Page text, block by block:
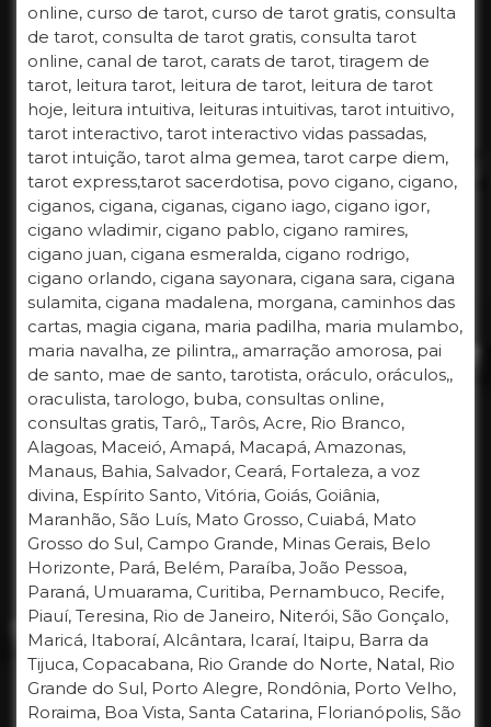
online, curso de tarot, curso de tarot gratis, consulta
de tarot, consulta de tarot gratis, consulta tarot
online, canal de tarot, carats de tarot, tiragem de
tarot, leitura tarot, leitura de tarot, leitura de tarot
hoje, leitura intuitiva, leituras intuitivas, tarot intuitivo,
tarot interactivo, tarot interactivo vidas passadas,
tarot intuição, tarot alma gemea, tarot carpe diem,
tarot express,tarot sacerdotisa, povo cigano, cigano,
ciganos, cigana, ciganas, cigano iago, cigano igor,
cigano wladimir, cigano pablo, cigano ramires,
cigano juan, cigana esmeralda, cigano rodrigo,
cigano orlando, cigana sayonara, cigana sara, cigana
sulamita, cigana madalena, morgana, caminhos das
cartas, magia cigana, maria padilha, maria mulambo,
maria navalha, ze pilintra,, amarração amorosa, pai
de santo, mae de santo, tarotista, oráculo, oráculos,,
oraculista, tarologo, buba, consultas online,
consultas gratis, Tarô,, Tarôs, Acre, Rio Branco,
Alagoas, Maceió, Amapá, Macapá, Amazonas,
Manaus, Bahia, Salvador, Ceará, Fortaleza, a voz
divina, Espírito Santo, Vitória, Goiás, Goiânia,
Maranhão, São Luís, Mato Grosso, Cuiabá, Mato
Grosso do Sul, Campo Grande, Minas Gerais, Belo
Horizonte, Pará, Belém, Paraíba, João Pessoa,
Paraná, Umuarama, Curitiba, Pernambuco, Recife,
Piauí, Teresina, Rio de Janeiro, Niterói, São Gonçalo,
Maricá, Itaboraí, Alcântara, Icaraí, Itaipu, Barra da
Tijuca, Copacabana, Rio Grande do Norte, Natal, Rio
Grande do Sul, Porto Alegre, Rondônia, Porto Velho,
Roraima, Boa Vista, Santa Catarina, Florianópolis, São